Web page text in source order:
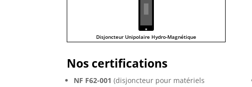
Disjoncteur Unipolaire Hydro-Magnétique
Nos certifications
NF F62-001 (disjoncteur pour matériels